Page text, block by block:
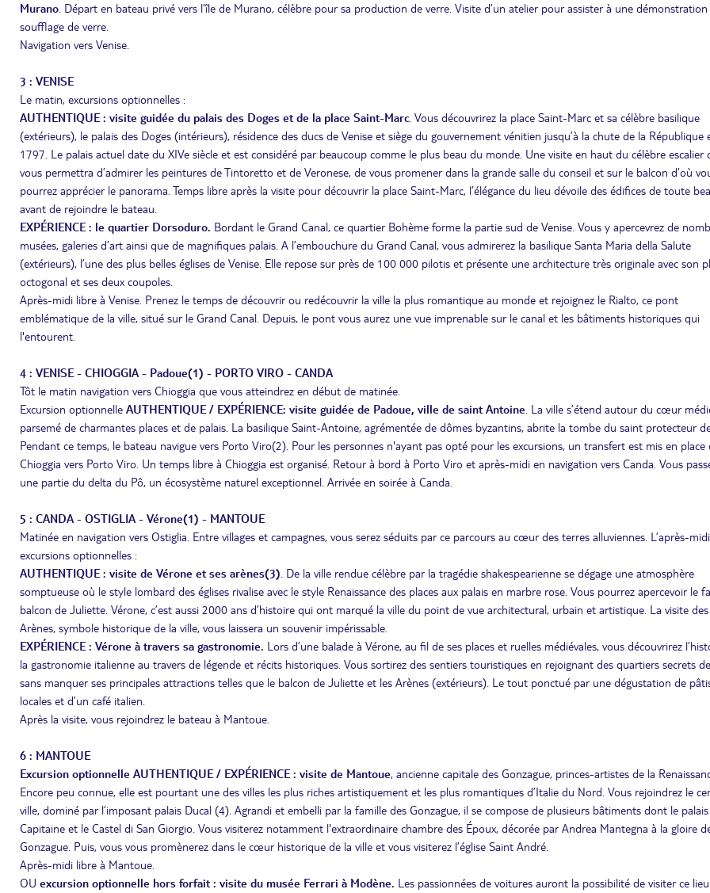
Murano . Départ en bateau privé vers l’île de Murano, célèbre pour sa production de verre. Visite d’un atelier pour assister à une
soufflage de verre.
Navigation vers Venise.
3 : VENISE
Le matin, excursions optionnelles :
AUTHENTIQUE : visite guidée du palais des Doges et de la place Saint-Marc. Vous découvrirez la place Saint-Marc et sa célèbre basilique
(extérieurs), le palais des Doges (intérieurs), résidence des ducs de Venise et siège du gouvernement vénitien jusqu’à la chute de la République
1797. Le palais actuel date du XIVe siècle et est considéré par beaucoup comme le plus beau du monde. Une visite en haut du célèbre escalier
vous permettra d’admirer les peintures de Tintoretto et de Veronese, de vous promener dans la grande salle du conseil et sur le balcon d’où
pourrez apprécier le panorama. Temps libre après la visite pour découvrir la place Saint-Marc, l’élégance du lieu dévoile des édifices de toute
avant de rejoindre le bateau.
EXPÉRIENCE : le quartier Dorsoduro. Bordant le Grand Canal, ce quartier Bohème forme la partie sud de Venise. Vous y apercevrez de
musées, galeries d’art ainsi que de magnifiques palais. A l’embouchure du Grand Canal, vous admirerez la basilique Santa Maria della Salute
(extérieurs), l’une des plus belles églises de Venise. Elle repose sur près de 100 000 pilotis et présente une architecture très originale avec son
octogonal et ses deux coupoles.
Après-midi libre à Venise. Prenez le temps de découvrir ou redécouvrir la ville la plus romantique au monde et rejoignez le Rialto, ce pont
emblématique de la ville, situé sur le Grand Canal. Depuis, le pont vous aurez une vue imprenable sur le canal et les bâtiments historiques qui
l'entourent.
4 : VENISE - CHIOGGIA - Padoue(1) - PORTO VIRO - CANDA
Tôt le matin navigation vers Chioggia que vous atteindrez en début de matinée.
Excursion optionnelle AUTHENTIQUE / EXPÉRIENCE: visite guidée de Padoue, ville de saint Antoine . La ville s’étend autour du cœur
parsemé de charmantes places et de palais. La basilique Saint-Antoine, agrémentée de dômes byzantins, abrite la tombe du saint protecteur
Pendant ce temps, le bateau navigue vers Porto Viro(2). Pour les personnes n'ayant pas opté pour les excursions, un transfert est mis en place
Chioggia vers Porto Viro. Un temps libre à Chioggia est organisé. Retour à bord à Porto Viro et après-midi en navigation vers Canda. Vous
une partie du delta du Pô, un écosystème naturel exceptionnel. Arrivée en soirée à Canda.
5 : CANDA - OSTIGLIA - Vérone(1) - MANTOUE
Matinée en navigation vers Ostiglia. Entre villages et campagnes, vous serez séduits par ce parcours au cœur des terres alluviennes. L’après-
excursions optionnelles :
AUTHENTIQUE : visite de Vérone et ses arènes(3) . De la ville rendue célèbre par la tragédie shakespearienne se dégage une atmosphère
somptueuse où le style lombard des églises rivalise avec le style Renaissance des places aux palais en marbre rose. Vous pourrez apercevoir le
balcon de Juliette. Vérone, c’est aussi 2000 ans d’histoire qui ont marqué la ville du point de vue architectural, urbain et artistique. La visite des
Arènes, symbole historique de la ville, vous laissera un souvenir impérissable.
EXPÉRIENCE : Vérone à travers sa gastronomie. Lors d’une balade à Vérone, au fil de ses places et ruelles médiévales, vous découvrirez
la gastronomie italienne au travers de légende et récits historiques. Vous sortirez des sentiers touristiques en rejoignant des quartiers secrets
sans manquer ses principales attractions telles que le balcon de Juliette et les Arènes (extérieurs). Le tout ponctué par une dégustation de
locales et d’un café italien.
Après la visite, vous rejoindrez le bateau à Mantoue.
6 : MANTOUE
Excursion optionnelle AUTHENTIQUE / EXPÉRIENCE : visite de Mantoue, ancienne capitale des Gonzague, princes-artistes de la
Encore peu connue, elle est pourtant une des villes les plus riches artistiquement et les plus romantiques d’Italie du Nord. Vous rejoindrez le
ville, dominé par l’imposant palais Ducal (4). Agrandi et embelli par la famille des Gonzague, il se compose de plusieurs bâtiments dont le
Capitaine et le Castel di San Giorgio. Vous visiterez notamment l'extraordinaire chambre des Époux, décorée par Andrea Mantegna à la gloire
Gonzague. Puis, vous vous promènerez dans le cœur historique de la ville et vous visiterez l’église Saint André.
Après-midi libre à Mantoue.
OU excursion optionnelle hors forfait : visite du musée Ferrari à Modène. Les passionnées de voitures auront la possibilité de visiter ce lieu